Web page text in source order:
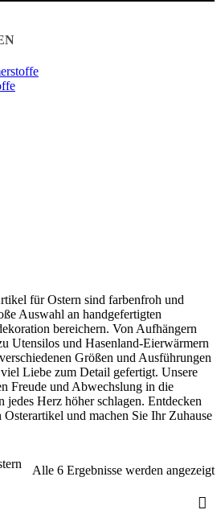
für Ostern sind farbenfroh und
Auswahl an handgefertigten
bereichern. Von Aufhängern
Utensilos und Hasenland-Eierwärmern
Größen und Ausführungen
Liebe zum Detail gefertigt. Unsere
Freude und Abwechslung in die
jedes Herz höher schlagen. Entdecken
Osterartikel und machen Sie Ihr Zuhause
Alle 6 Ergebnisse werden angezeigt